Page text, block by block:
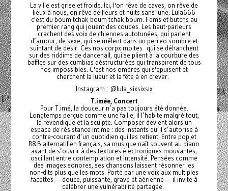
La ville est grise et froide. Ici, l'on rêve de caves, on rêve de
lieux à nous, on rêve de fleurs et nuits sans lune. Lula666
c'est du boum tchak boum tchak boum. Fems et butchs au
premier rang qui jouent des coudes. Les haut-parleurs
crachent des voix de chiennes autotunées, qui parlent
d’amour, de sexe, qui se mêlent dans un perreo sombre et
suintant de désir. Ces nos corpx moites qui se déhanchent
sur des riddims de dancehall, qui se plient à la courbure des
baffles sur des cumbias déstructurées qui transpirent de tous
nos impossibles. C'est nos ombres qui s'épuisent et
cherchent la lueur et la fête à en crever.
Instagram : @lula_sixsixsix
T.imée, Concert
Pour T.imé, la douceur n’a pas toujours été donnée.
Longtemps perçue comme une faille, il l’habite malgré tout,
la revendique et la sculpte. Composer devient alors un
espace de résistance intime : des instants qu’il s’autorise à
contre-courant d’un quotidien qui les retient. Entre pop et
R&B alternatif en français, sa musique naît souvent au piano
avant de s’ouvrir à des textures électroniques mouvantes,
oscillant entre contemplation et intensité. Pensées comme
des images sonores, ses chansons laissent résonner les
non-dits plus que les mots. Porté par une voix aux multiples
facettes — douce, puissante, grave et aérienne — il invite à
célébrer une vulnérabilité partagée.